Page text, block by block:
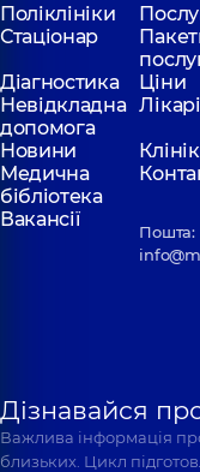
Поліклініки
Стаціонар
Діагностика
Ціни
Невідкладна
допомога
Лікарі
Новини
Медична
бібліотека
Вакансії
Пошта:
Дізнавайся
Важлива інформація
близьких. Цикл